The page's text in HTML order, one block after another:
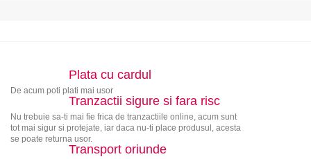
Plata cu cardul
De acum poti plati mai usor
Tranzactii sigure si fara risc
Nu trebuie sa-ti mai fie frica de tranzactiile online, acum sunt
tot mai sigur si protejate, iar daca nu-ti place produsul, acesta
se poate returna usor.
Transport oriunde